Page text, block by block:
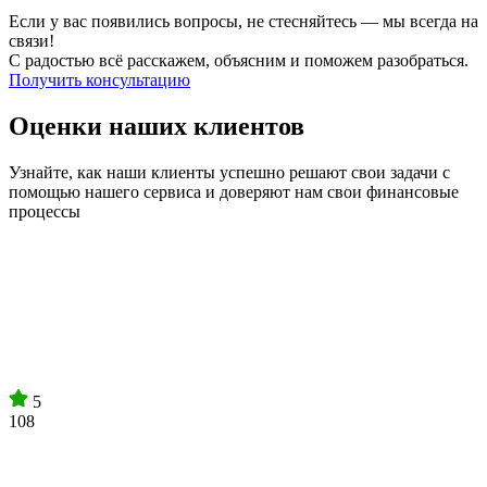
Если у вас появились вопросы, не стесняйтесь — мы всегда на
связи!
С радостью всё расскажем, объясним и поможем разобраться.
Получить консультацию
Оценки наших клиентов
Узнайте, как наши клиенты успешно решают свои задачи с
помощью нашего сервиса и доверяют нам свои финансовые
процессы
5
108